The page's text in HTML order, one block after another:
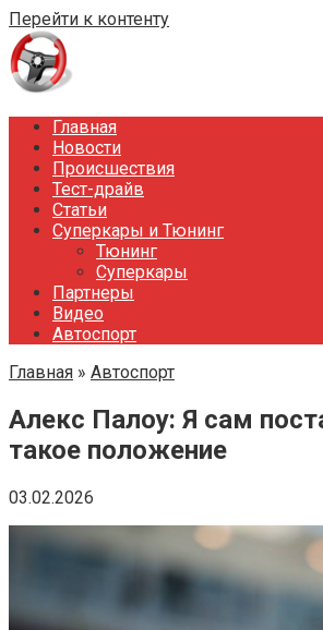
Перейти к контенту
Главная
Новости
Происшествия
Тест-драйв
Статьи
Суперкары и Тюнинг
Тюнинг
Суперкары
Партнеры
Видео
Автоспорт
Главная » Автоспорт
Алекс Палоу: Я сам
такое положение
03.02.2026